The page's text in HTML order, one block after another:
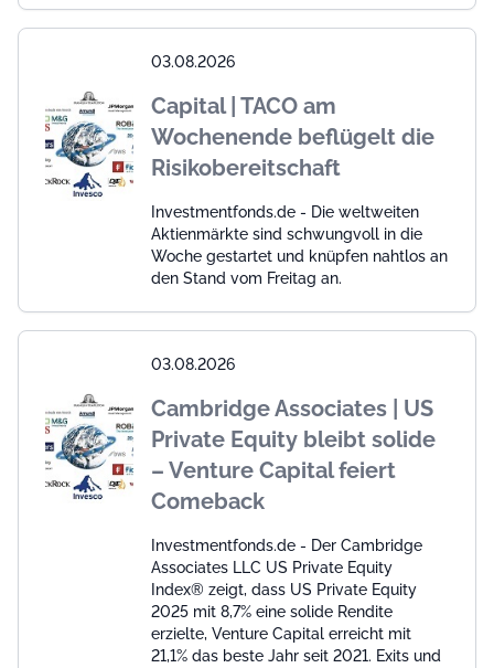
03.08.2026
Capital | TACO am
Wochenende beflügelt die
Risikobereitschaft
Investmentfonds.de - Die weltweiten
Aktienmärkte sind schwungvoll in die
Woche gestartet und knüpfen nahtlos an
den Stand vom Freitag an.
03.08.2026
Cambridge Associates | US
Private Equity bleibt solide
– Venture Capital feiert
Comeback
Investmentfonds.de - Der Cambridge
Associates LLC US Private Equity
Index® zeigt, dass US Private Equity
2025 mit 8,7% eine solide Rendite
erzielte, Venture Capital erreicht mit
21,1% das beste Jahr seit 2021. Exits und